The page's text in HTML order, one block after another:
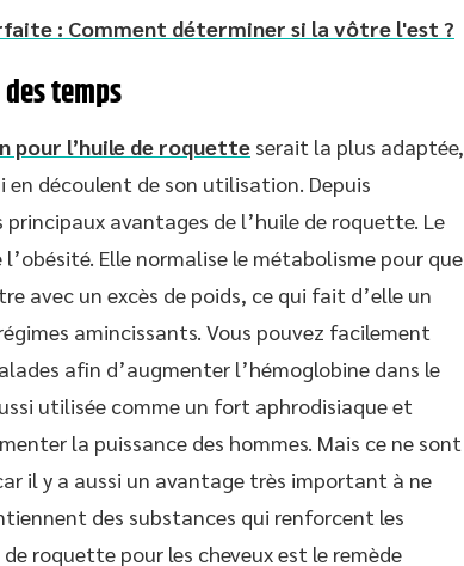
: Comment déterminer si la vôtre l'est ?
temps
pour l’huile de roquette serait la plus adaptée,
découlent de son utilisation. Depuis
avantages de l’huile de roquette. Le
Elle normalise le métabolisme pour que
avec un excès de poids, ce qui fait d’elle un
amincissants. Vous pouvez facilement
afin d’augmenter l’hémoglobine dans le
utilisée comme un fort aphrodisiaque et
la puissance des hommes. Mais ce ne sont
il y a aussi un avantage très important à ne
des substances qui renforcent les
roquette pour les cheveux est le remède